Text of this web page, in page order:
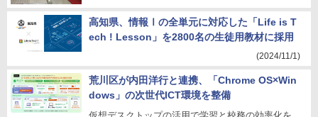
高知県、情報Ⅰの全単元に対応した「Life is T
ech ! Lesson」を2800名の生徒用教材に採用
(2024/11/1)
荒川区が内田洋行と連携、「Chrome OS×Win
dows」の次世代ICT環境を整備